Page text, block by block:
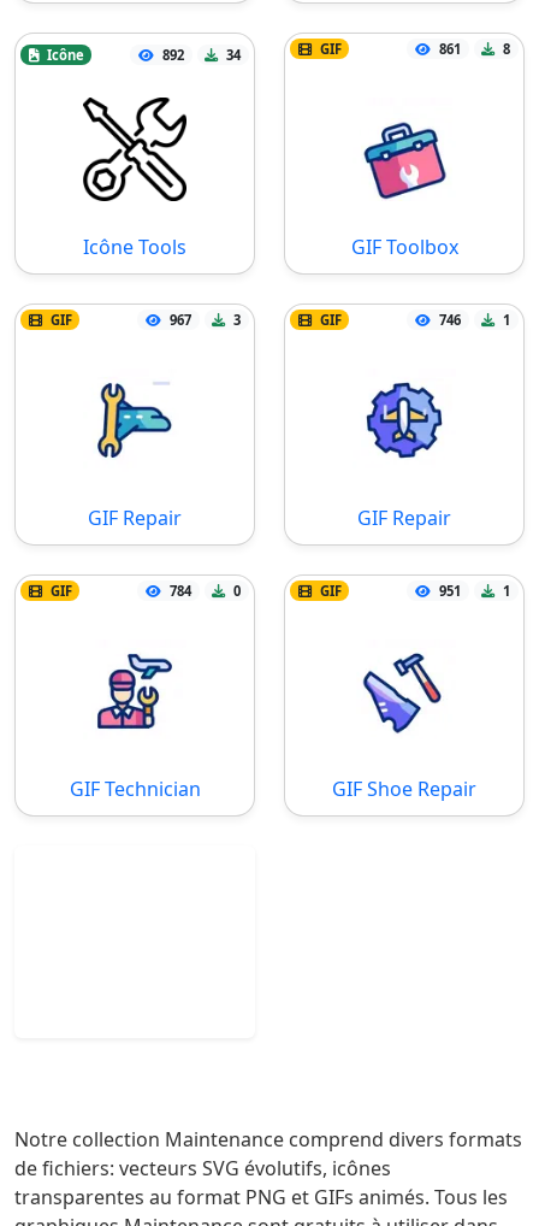
Icône 892 34
Icône Tools
GIF 861 8
GIF Toolbox
GIF 967 3
GIF Repair
GIF 746 1
GIF Repair
GIF 784 0
GIF Technician
GIF 951 1
GIF Shoe Repair
Notre collection Maintenance comprend divers formats
de fichiers: vecteurs SVG évolutifs, icônes
transparentes au format PNG et GIFs animés. Tous les